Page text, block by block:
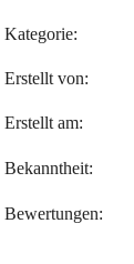
Kategorie:
Erstellt von:
Erstellt am:
Bekanntheit:
Bewertungen: